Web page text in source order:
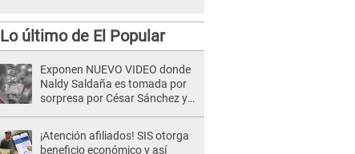
Lo último de El Popular
Exponen NUEVO VIDEO donde
Naldy Saldaña es tomada por
sorpresa por César Sánchez y
¡Atención afiliados! SIS otorga
beneficio económico y así